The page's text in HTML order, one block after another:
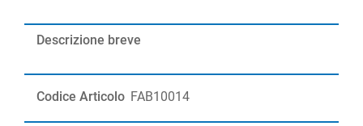
Descrizione breve
Codice Articolo FAB10014